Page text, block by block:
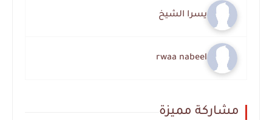
يسرا الشيخ
rwaa nabeel
مشاركة مميزة